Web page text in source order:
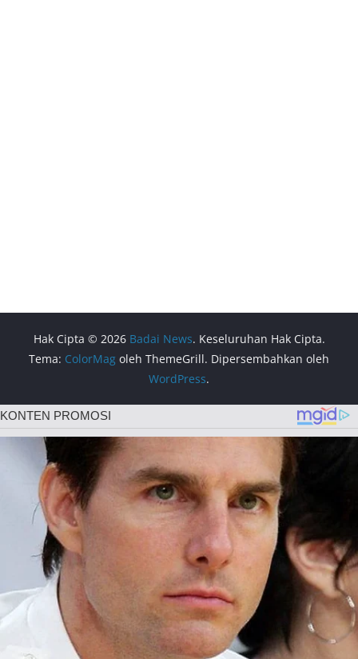
Hak Cipta © 2026 Badai News. Keseluruhan Hak Cipta.
Tema: ColorMag oleh ThemeGrill. Dipersembahkan oleh
WordPress.